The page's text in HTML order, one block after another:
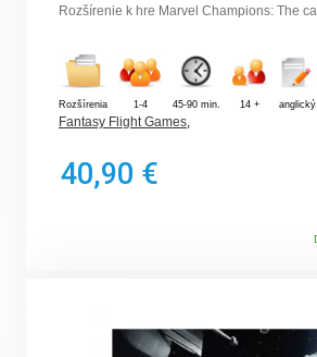
Rozšírenie k hre Marvel Champions: The
Rozšírenia 1-4 45-90 min. 14 + anglický
Fantasy Flight Games
40,90 €